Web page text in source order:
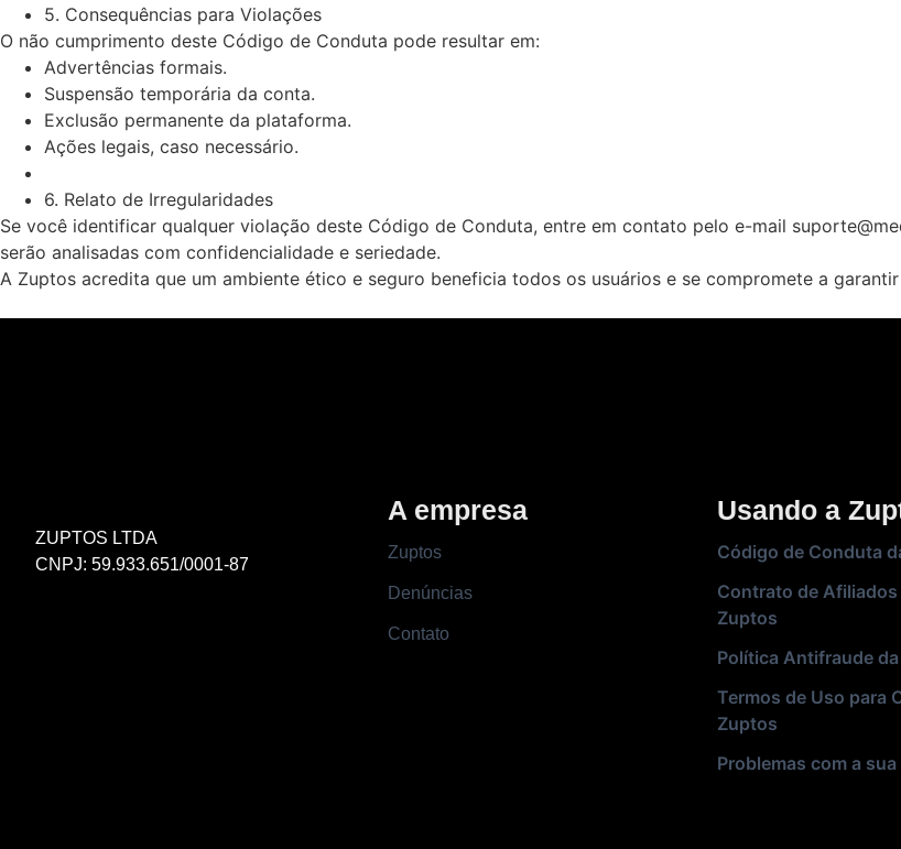
5. Consequências para Violações
O não cumprimento deste Código de Conduta pode resultar em:
Advertências formais.
Suspensão temporária da conta.
Exclusão permanente da plataforma.
Ações legais, caso necessário.
6. Relato de Irregularidades
Se você identificar qualquer violação deste Código de Conduta, entre em contato pelo e-mail
serão analisadas com confidencialidade e seriedade.
A Zuptos acredita que um ambiente ético e seguro beneficia todos os usuários e se compromete a
ZUPTOS LTDA
CNPJ: 59.933.651/0001-87
A empresa
Zuptos
Denúncias
Contato
Usando a
Código de Conduta
Contrato de
Zuptos
Política Antifraude
Termos de Uso para
Zuptos
Problemas com a